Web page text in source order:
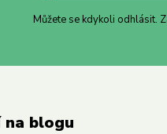
Můžete se kdykoli odhlásit.
na blogu